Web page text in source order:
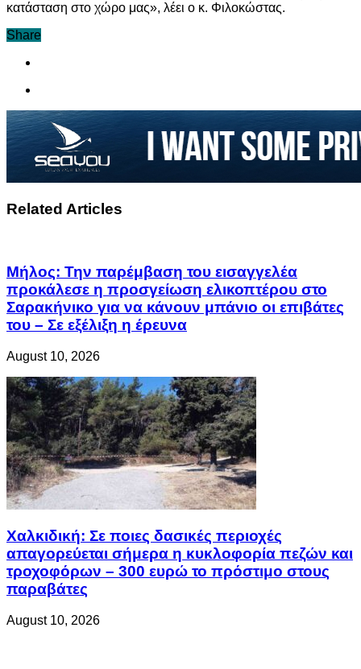
κατάσταση στο χώρο μας», λέει ο κ. Φιλοκώστας.
Share
Related Articles
Μήλος: Την παρέμβαση του εισαγγελέα
προκάλεσε η προσγείωση ελικοπτέρου στο
Σαρακήνικο για να κάνουν μπάνιο οι επιβάτες
του – Σε εξέλιξη η έρευνα
August 10, 2026
Χαλκιδική: Σε ποιες δασικές περιοχές
απαγορεύεται σήμερα η κυκλοφορία πεζών και
τροχοφόρων – 300 ευρώ το πρόστιμο στους
παραβάτες
August 10, 2026